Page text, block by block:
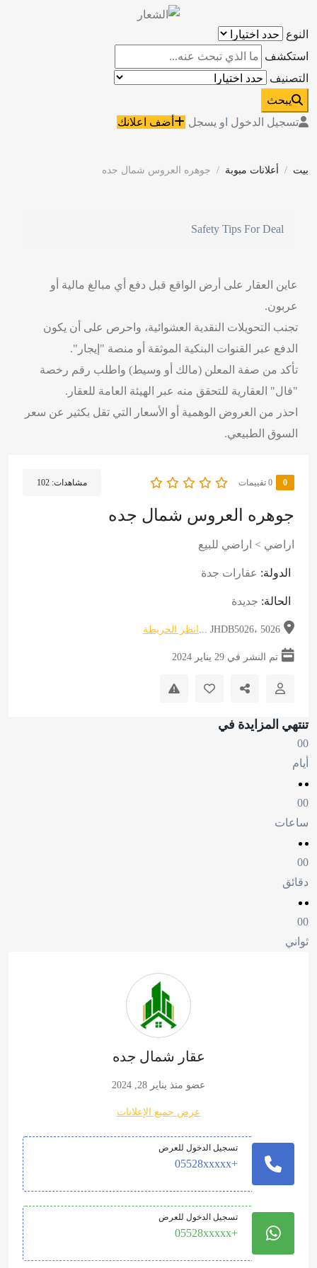
النوع
استكشف
التصنيف
يبحث
تسجيل الدخول او يسجل أضف اعلانك
بيت أعلانات مبوبة جوهره العروس شمال جده
0 ‫0 تقييمات مشاهدات: 102
جوهره العروس شمال جده
اراضي > اراضي للبيع
الدولة: عقارات جدة
الحالة: جديدة
JHDB5026، 5026 ... انظر الخريطة
تم النشر في 29 يناير 2024
تنتهي المزايدة في
00
أيام
00
ساعات
00
دقائق
00
ثواني
عقار شمال جده
عضو منذ يناير 28, 2024
عرض جميع الإعلانات
تسجيل الدخول للعرض
+05528xxxxx
تسجيل الدخول للعرض
+05528xxxxx
Safety Tips For Deal
عاين العقار على أرض الواقع قبل دفع أي مبالغ مالية أو
عربون.
تجنب التحويلات النقدية العشوائية، واحرص على أن يكون
الدفع عبر القنوات البنكية الموثقة أو منصة "إيجار".
تأكد من صفة المعلن (مالك أو وسيط) واطلب رقم رخصة
"فال" العقارية للتحقق منه عبر الهيئة العامة للعقار.
احذر من العروض الوهمية أو الأسعار التي تقل بكثير عن سعر
السوق الطبيعي.